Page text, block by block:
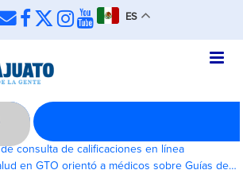
ES
consulta de calificaciones en línea
en GTO orientó a médicos sobre Guías de…